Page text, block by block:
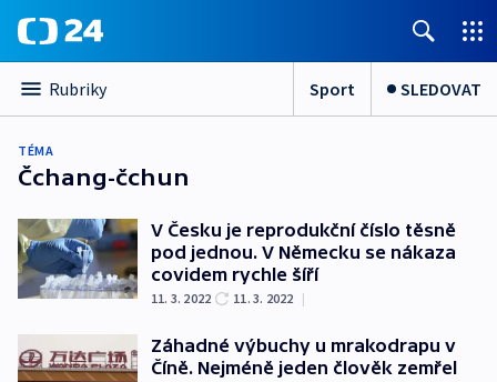
Rubriky Sport SLEDOVAT
TÉMA
Čchang-čchun
V Česku je reprodukční číslo těsně
pod jednou. V Německu se nákaza
covidem rychle šíří
11. 3. 2022 11. 3. 2022 |
Záhadné výbuchy u mrakodrapu v
Číně. Nejméně jeden člověk zemřel